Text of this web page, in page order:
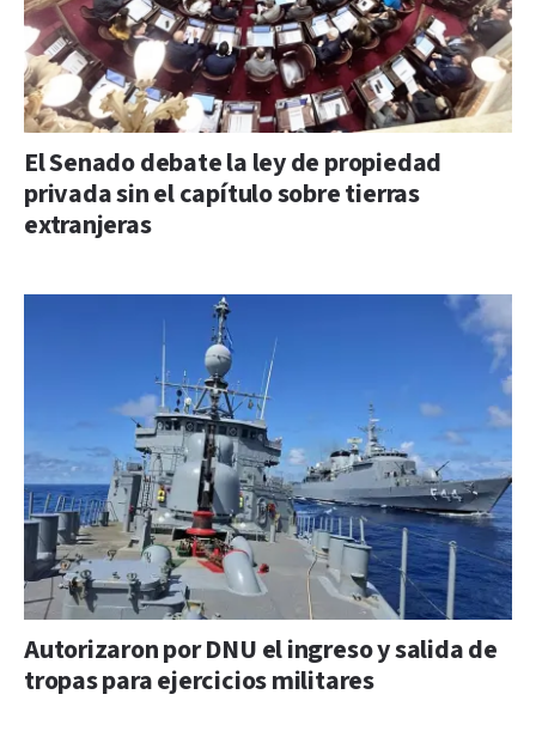
El Senado debate la ley de propiedad
privada sin el capítulo sobre tierras
extranjeras
Autorizaron por DNU el ingreso y salida de
tropas para ejercicios militares